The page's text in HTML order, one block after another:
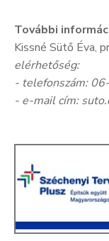
További
Kissné Sütő Éva,
elérhetőség:
- telefonszám:
- e-mail cím: